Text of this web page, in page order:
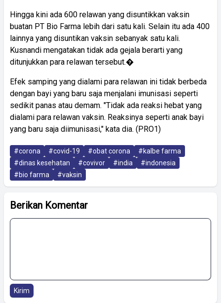
Hingga kini ada 600 relawan yang disuntikkan vaksin
buatan PT Bio Farma lebih dari satu kali. Selain itu ada 400
lainnya yang disuntikan vaksin sebanyak satu kali.
Kusnandi mengatakan tidak ada gejala berarti yang
ditunjukkan para relawan tersebut.�
Efek samping yang dialami para relawan ini tidak berbeda
dengan bayi yang baru saja menjalani imunisasi seperti
sedikit panas atau demam. "Tidak ada reaksi hebat yang
dialami para relawan vaksin. Reaksinya seperti anak bayi
yang baru saja diimunisasi," kata dia. (PRO1)
#corona #covid-19 #obat corona
#kalbe farma
#dinas kesehatan
#covivor #india
#indonesia
#bio farma
#vaksin
Berikan Komentar
Kirim